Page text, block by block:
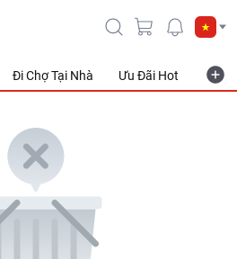
Đi Chợ Tại Nhà Ưu Đãi Hot